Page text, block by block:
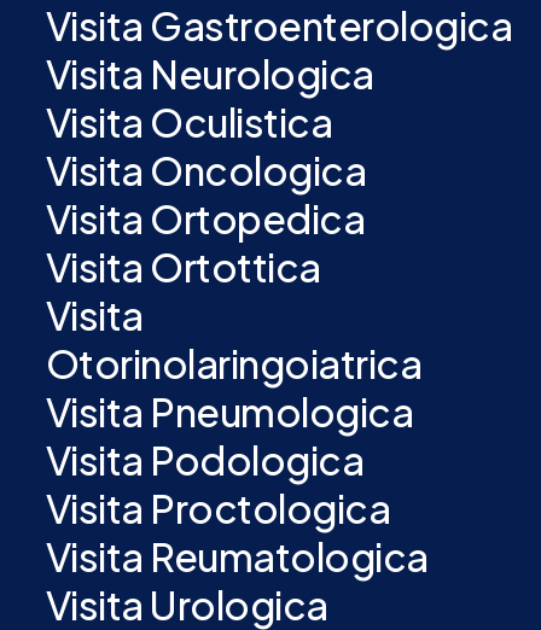
Visita Gastroenterologica
Visita Neurologica
Visita Oculistica
Visita Oncologica
Visita Ortopedica
Visita Ortottica
Visita
Otorinolaringoiatrica
Visita Pneumologica
Visita Podologica
Visita Proctologica
Visita Reumatologica
Visita Urologica